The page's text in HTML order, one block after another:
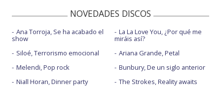
NOVEDADES DISCOS
Ana Torroja, Se ha acabado el
show
Siloé, Terrorismo emocional
Melendi, Pop rock
Niall Horan, Dinner party
La La Love You, ¿Por qué me
miráis así?
Ariana Grande, Petal
Bunbury, De un siglo anterior
The Strokes, Reality awaits